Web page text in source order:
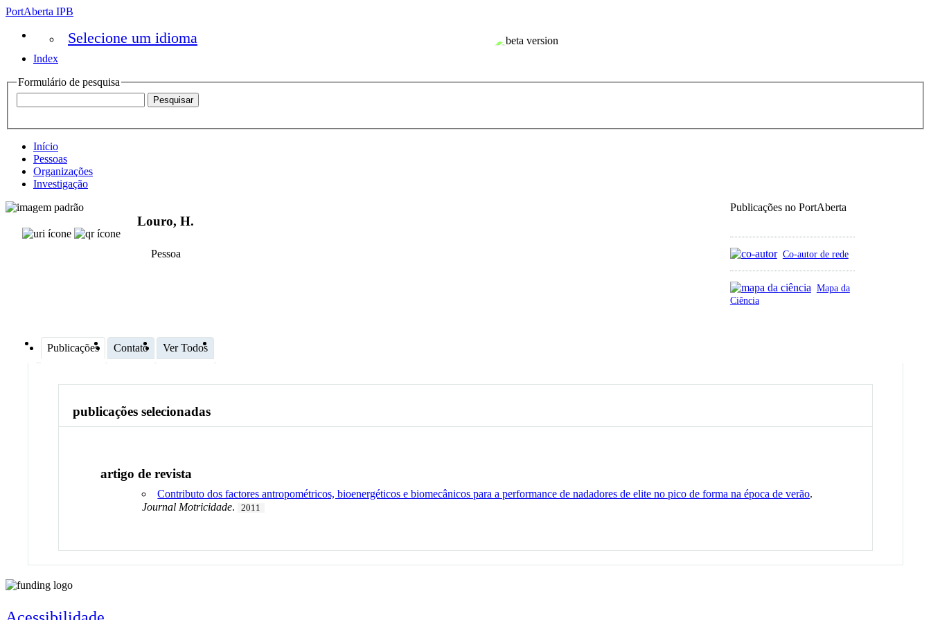
PortAberta IPB
Selecione um idioma
Index
Formulário de pesquisa
Início
Pessoas
Organizações
Investigação
Publicações no PortAberta
Co-autor de rede
Mapa da
Ciência
Louro, H.
Pessoa
Publicações Contato Ver Todos
publicações selecionadas
artigo de revista
Contributo dos factores antropométricos, bioenergéticos e biomecânicos para a performance de nadadores de elite no pico de forma na época de verão.
Journal Motricidade. 2011